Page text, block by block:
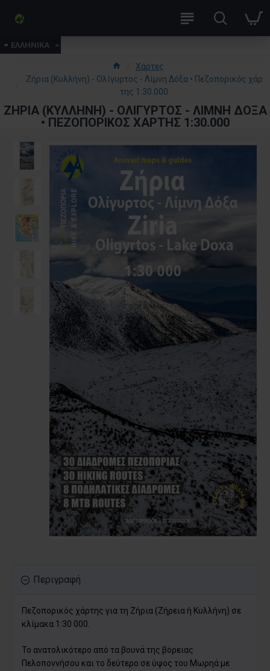
ΕΛΛΗΝΙΚΑ
Χάρτες
Ζήρια (Κυλλήνη) - Ολίγυρτος - Λίμνη Δόξα • Πεζοπορικός χάρ
της 1:30.000
ΖΉΡΙΑ (ΚΥΛΛΉΝΗ) - ΟΛΊΓΥΡΤΟΣ - ΛΊΜΝΗ ΔΌΞΑ
• ΠΕΖΟΠΟΡΙΚΌΣ ΧΆΡΤΗΣ 1:30.000
Περιγραφή
Πεζοπορικός χάρτης για τη Ζήρια (Ζήρεια ή Κυλλήνη) σε
κλίμακα 1:30 000.
Το ανατολικότερο από τα βουνά της βόρειας
Πελοποννήσου και το δεύτερο σε ύψος του Μωρηά με